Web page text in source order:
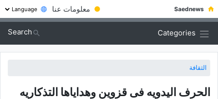
Saednews
● معلومات عنا
Categories
Search
الثقافة
الحرف الیدویه فی قزوین وهدایاها التذکاریه